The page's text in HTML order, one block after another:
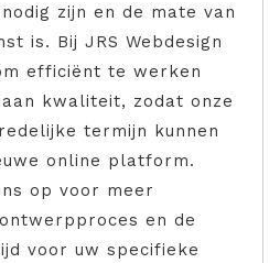
zijn en de mate van
is. Bij JRS Webdesign
efficiënt te werken
kwaliteit, zodat onze
termijn kunnen
online platform.
op voor meer
en de
voor uw specifieke